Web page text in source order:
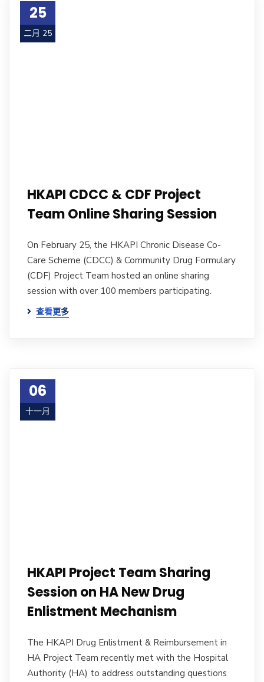
25
二月 25
HKAPI CDCC & CDF Project
Team Online Sharing Session
On February 25, the HKAPI Chronic Disease Co-
Care Scheme (CDCC) & Community Drug Formulary
(CDF) Project Team hosted an online sharing
session with over 100 members participating.
查看更多
06
十一月
HKAPI Project Team Sharing
Session on HA New Drug
Enlistment Mechanism
The HKAPI Drug Enlistment & Reimbursement in
HA Project Team recently met with the Hospital
Authority (HA) to address outstanding questions